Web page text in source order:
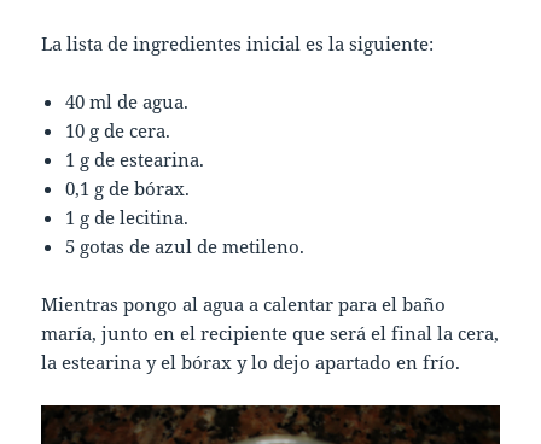
La lista de ingredientes inicial es la siguiente:
40 ml de agua.
10 g de cera.
1 g de estearina.
0,1 g de bórax.
1 g de lecitina.
5 gotas de azul de metileno.
Mientras pongo al agua a calentar para el baño
maría, junto en el recipiente que será el final la cera,
la estearina y el bórax y lo dejo apartado en frío.